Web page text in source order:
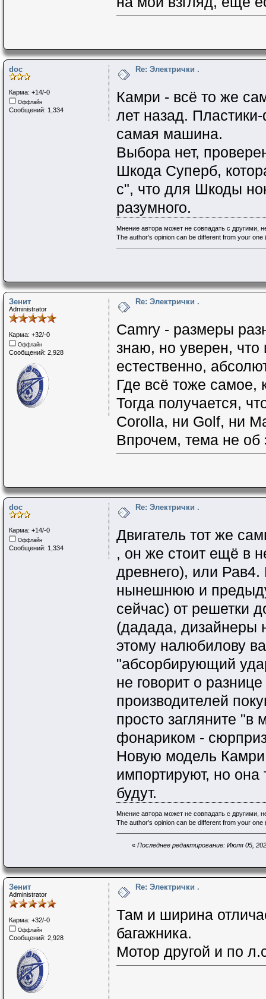
doc
Карма: +14/-0
Оффлайн
Сообщений: 1,334
Re: Электрички .
Камри - всё то же
лет назад.
самая машина.
Выбора нет,
Шкода Суперб,
с", что для Шкоды
разумного.
Мнение автора может не совпадать с другими,
The author's opinion can be different from your
Зенит
Administrator
Карма: +32/-0
Оффлайн
Сообщений: 2,928
Re: Электрички .
Camry - размеры
знаю, но уверен,
естественно,
Где всё тоже самое,
Тогда получается,
Corolla, ни Golf, ни
Впрочем, тема не об
doc
Карма: +14/-0
Оффлайн
Сообщений: 1,334
Re: Электрички .
Двигатель тот же
, он же стоит ещё в
древнего), или Рав4.
нынешнюю и
сейчас) от решетки
(дадада, дизайнеры
этому налюбилову
"абсорбирующий
не говорит о
производителей
просто загляните
фонариком -
Новую модель
импортируют, но
будут.
Мнение автора может не совпадать с другими,
The author's opinion can be different from your
« Последнее редактирование: Июля 05,
Зенит
Administrator
Карма: +32/-0
Оффлайн
Сообщений: 2,928
Re: Электрички .
Там и ширина
багажника.
Мотор другой и по